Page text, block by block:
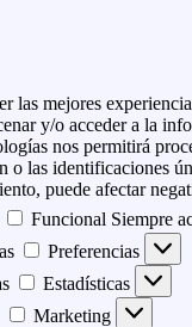
las mejores
y/o acceder a la
nos permitirá
o las identificaciones
puede afectar
Funcional Siempre
Preferencias
Estadísticas
Marketing